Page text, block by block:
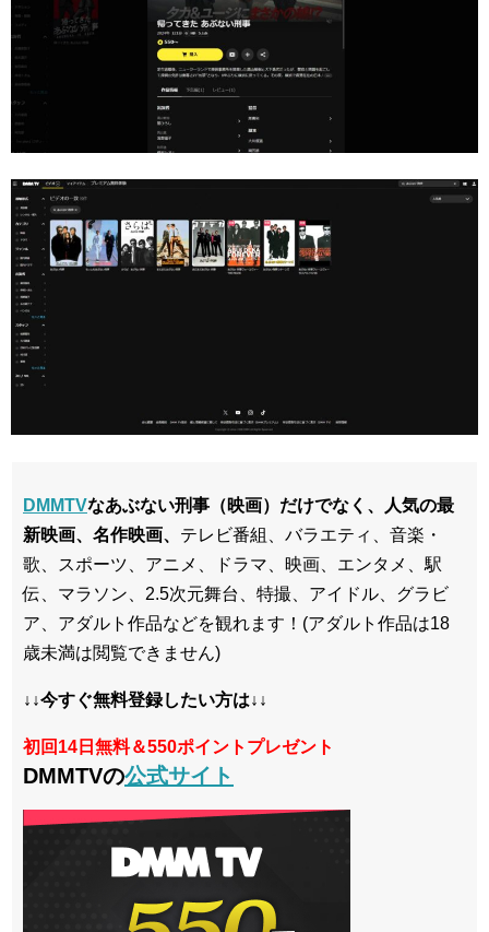
DMMTVなあぶない刑事（映画）だけでなく、人気の最
新映画、名作映画、 テレビ番組、バラエティ、音楽・
歌、スポーツ、アニメ、ドラマ、映画、エンタメ、駅
伝、マラソン、2.5次元舞台、特撮、アイドル、グラビ
ア、アダルト作品などを観れます！(アダルト作品は18
歳未満は閲覧できません)
↓↓今すぐ無料登録したい方は↓↓
初回14日無料＆550ポイントプレゼント
DMMTVの公式サイト